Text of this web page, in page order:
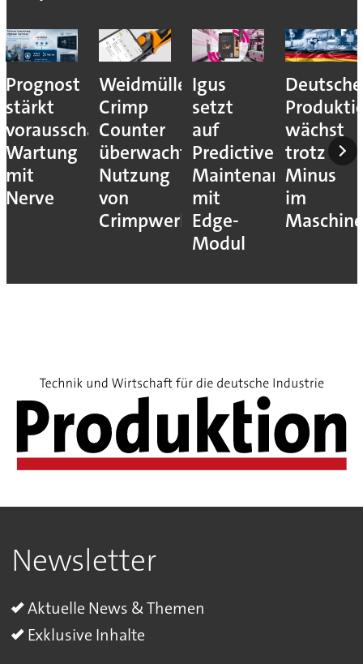
Prognost
stärkt
vorausschauende
Wartung
mit
Nerve
Weidmüller:
Crimp
Counter
überwacht
Nutzung
von
Crimpwerkzeugen
Igus
setzt
auf
Predictive
Maintenance
mit
Edge-
Modul
Deutsche
wächst
trotz
Minus
im
Newsletter
Aktuelle News & Themen
Exklusive Inhalte